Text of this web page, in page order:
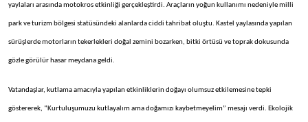
yaylaları arasında motokros etkinliği gerçekleştirdi. Araçların yoğun kullanımı nedeniyle milli
park ve turizm bölgesi statüsündeki alanlarda ciddi tahribat oluştu. Kastel yaylasında yapılan
sürüşlerde motorların tekerlekleri doğal zemini bozarken, bitki örtüsü ve toprak dokusunda
gözle görülür hasar meydana geldi.
Vatandaşlar, kutlama amacıyla yapılan etkinliklerin doğayı olumsuz etkilemesine tepki
göstererek, “Kurtuluşumuzu kutlayalım ama doğamızı kaybetmeyelim” mesajı verdi. Ekolojik